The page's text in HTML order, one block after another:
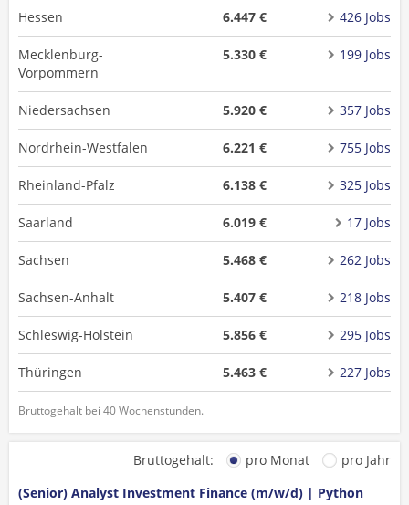
Hessen 6.447 € 426 Jobs
Mecklenburg-
Vorpommern
5.330 € 199 Jobs
Niedersachsen 5.920 € 357 Jobs
Nordrhein-Westfalen 6.221 € 755 Jobs
Rheinland-Pfalz 6.138 € 325 Jobs
Saarland 6.019 € 17 Jobs
Sachsen 5.468 € 262 Jobs
Sachsen-Anhalt 5.407 € 218 Jobs
Schleswig-Holstein 5.856 € 295 Jobs
Thüringen 5.463 € 227 Jobs
Bruttogehalt bei 40 Wochenstunden.
Bruttogehalt: pro Monat
pro Jahr
(Senior) Analyst Investment Finance (m/w/d) | Python